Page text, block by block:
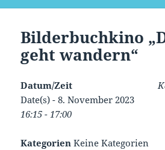
Bilderbuchkino
geht wandern“
Datum/Zeit
Date(s) - 8. November 2023
16:15 - 17:00
Kategorien Keine Kategorien